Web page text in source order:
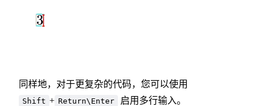
同样地，对于更复杂的代码，您可以使用
Shift + Return\Enter 启用多行输入。